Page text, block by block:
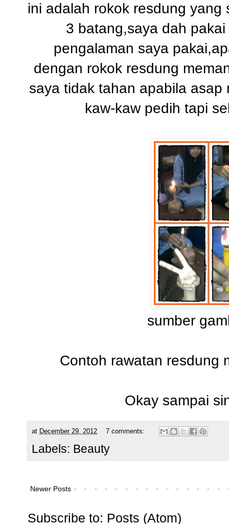
ini adalah rokok resdung
3 batang,saya dah
pengalaman saya
dengan rokok resdung
saya tidak tahan apabila
kaw-kaw pedih tapi
sumber
Contoh rawatan resdung
Okay sampai
at December 29, 2012 7 comments:
Labels: Beauty
Newer Posts
Subscribe to: Posts (Atom)